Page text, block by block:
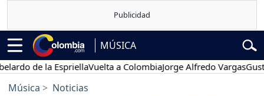
MÚSICA
de la EspriellaVuelta a ColombiaJorge Alfredo VargasGustavo
Música Noticias